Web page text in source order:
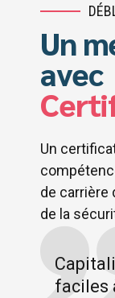
Un
avec
Un
de carrière
de la
faciles